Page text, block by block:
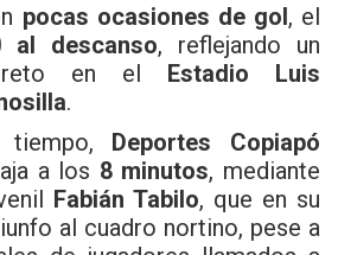
pocas ocasiones de gol, el
al descanso, reflejando un
en el Estadio Luis
.
tiempo, Deportes Copiapó
a los 8 minutos, mediante
Fabián Tabilo, que en su
al cuadro nortino, pese a